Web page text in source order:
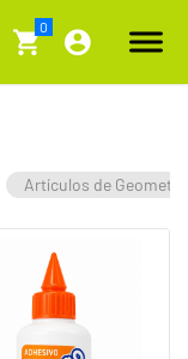
Artículos de